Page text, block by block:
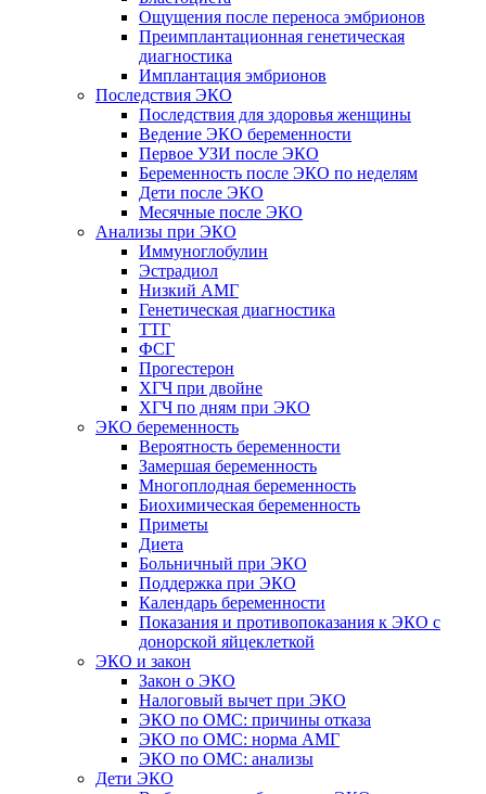
Ощущения после переноса эмбрионов
Преимплантационная генетическая
диагностика
Имплантация эмбрионов
Последствия ЭКО
Последствия для здоровья женщины
Ведение ЭКО беременности
Первое УЗИ после ЭКО
Беременность после ЭКО по неделям
Дети после ЭКО
Месячные после ЭКО
Анализы при ЭКО
Иммуноглобулин
Эстрадиол
Низкий АМГ
Генетическая диагностика
ТТГ
ФСГ
Прогестерон
ХГЧ при двойне
ХГЧ по дням при ЭКО
ЭКО беременность
Вероятность беременности
Замершая беременность
Многоплодная беременность
Биохимическая беременность
Приметы
Диета
Больничный при ЭКО
Поддержка при ЭКО
Календарь беременности
Показания и противопоказания к ЭКО с
донорской яйцеклеткой
ЭКО и закон
Закон о ЭКО
Налоговый вычет при ЭКО
ЭКО по ОМС: причины отказа
ЭКО по ОМС: норма АМГ
ЭКО по ОМС: анализы
Дети ЭКО